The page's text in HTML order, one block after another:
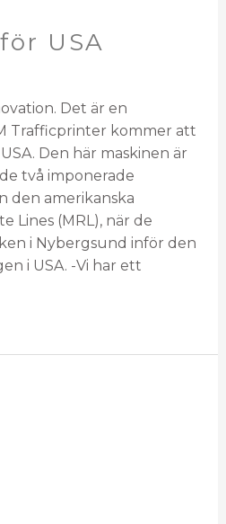
USA
Det är en
Trafficprinter kommer att
Den här maskinen är
två imponerade
den amerikanska
Lines (MRL), när de
i Nybergsund inför den
i USA. -Vi har ett